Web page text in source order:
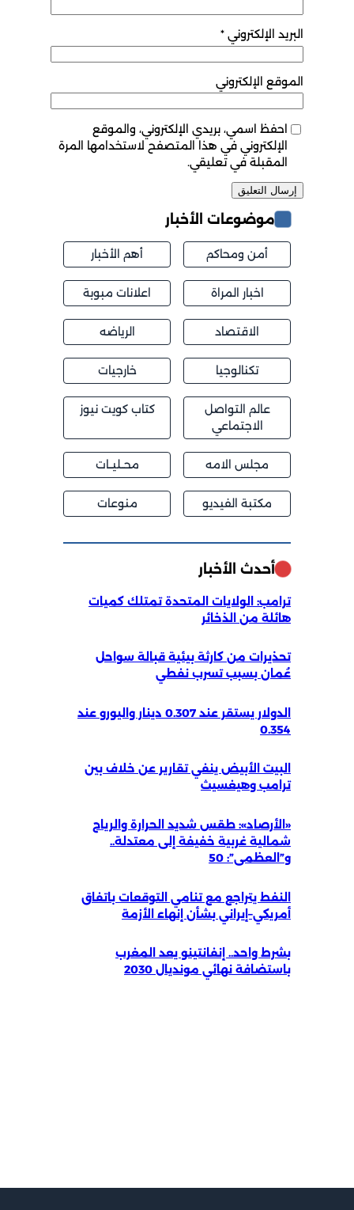
البريد الإلكتروني*
الموقع الإلكتروني
احفظ اسمي، بريدي الإلكتروني، والموقع
الإلكتروني في هذا المتصفح لاستخدامها المرة
المقبلة في تعليقي.
موضوعات الأخبار
أمن ومحاكم أهم الأخبار
اخبار المراة اعلانات مبوبة
عالم التواصل
الاجتماعي
كتاب كويت نيوز
مجلس الامه
مكتبة الفيديو
أحدث الأخبار
ترامب: الولايات المتحدة تمتلك كميات
هائلة من الذخائر
تحذيرات من كارثة بيئية قبالة سواحل
عُمان بسبب تسرب نفطي
الدولار يستقر عند 0.307 دينار واليورو عند
البيت الأبيض ينفي تقارير عن خلاف بين
ترامب وهيغسيث
«الأرصاد»: طقس شديد الحرارة والرياح
شمالية غربية خفيفة إلى معتدلة..
و”العظمى”: 50
النفط يتراجع مع تنامي التوقعات باتفاق
أمريكي–إيراني بشأن إنهاء الأزمة
بشرط واحد.. إنفانتينو يعد المغرب
باستضافة نهائي مونديال 2030